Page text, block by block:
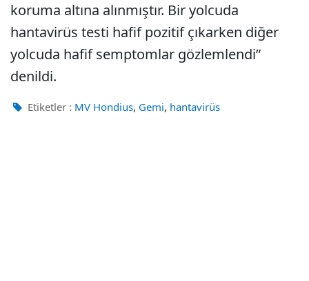
koruma altına alınmıştır. Bir yolcuda
hantavirüs testi hafif pozitif çıkarken diğer
yolcuda hafif semptomlar gözlemlendi”
denildi.
Etiketler : MV Hondius, Gemi, hantavirüs